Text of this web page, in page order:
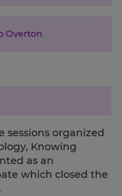
Overton
sessions organized
Knowing
as an
which closed the